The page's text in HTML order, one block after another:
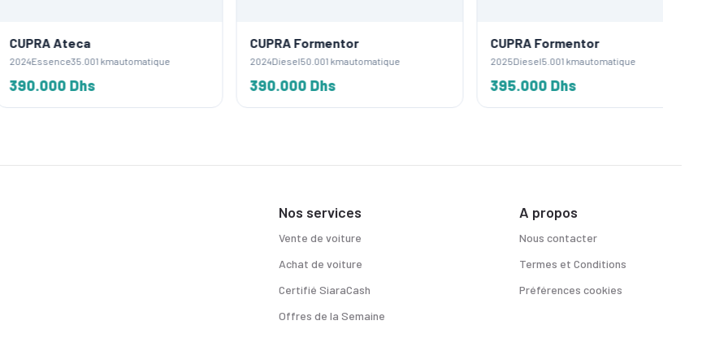
Ateca
35.001 kmautomatique
Dhs
CUPRA Formentor
Diesel50.001 kmautomatique
390.000 Dhs
CUPRA Formentor
Diesel5.001 kmautomatique
395.000 Dhs
Nos services
Vente de voiture
Achat de voiture
Certifié SiaraCash
Offres de la Semaine
A propos
Nous contacter
Termes et Conditions
Préférences cookies